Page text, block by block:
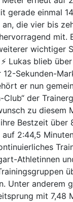
gerade einmal
die vier bis
mit.
wichtiger
Lukas blieb
Sekunden-
er nun
Club“ der
zu diesem
Bestzeit über
2:44,5
Athletinnen
Unter anderem
mit 7,48